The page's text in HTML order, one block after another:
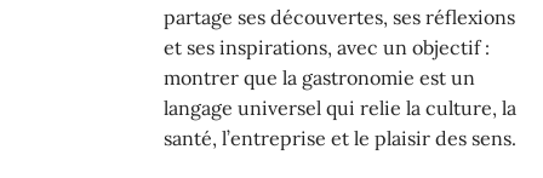
partage ses découvertes, ses réflexions
et ses inspirations, avec un objectif :
montrer que la gastronomie est un
langage universel qui relie la culture, la
santé, l’entreprise et le plaisir des sens.